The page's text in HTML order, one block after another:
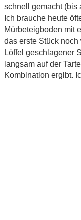
schnell gemacht (bis
Ich brauche heute
Mürbeteigboden mit
das erste Stück
Löffel geschlagener
langsam auf der
Kombination ergibt.